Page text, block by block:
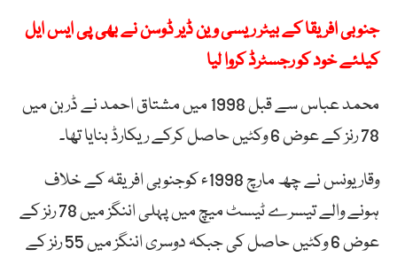
جنوبی افریقا کے بیٹر ریسی وین ڈیر ڈوسن نے بھی پی ایس ایل
کیلئے خود کو رجسٹرڈ کروا لیا
محمد عباس سے قبل 1998 میں مشتاق احمد نے ڈربن میں
78 رنز کے عوض 6 وکٹیں حاصل کرکے ریکارڈ بنایا تھا۔
وقار یونس نے چھ مارچ 1998ء کوجنوبی افریقہ کے خلاف
ہونے والے تیسرے ٹیسٹ میچ میں پہلی اننگز میں 78 رنز کے
عوض 6 وکٹیں حاصل کی جبکہ دوسری اننگز میں 55 رنز کے